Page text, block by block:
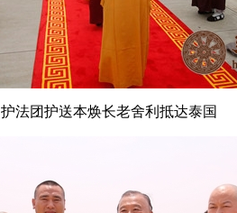
护法团护送本焕长老舍利抵达泰国